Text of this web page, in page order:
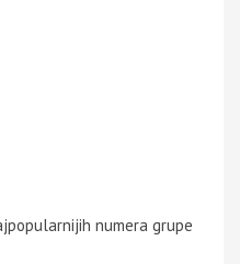
numera grupe